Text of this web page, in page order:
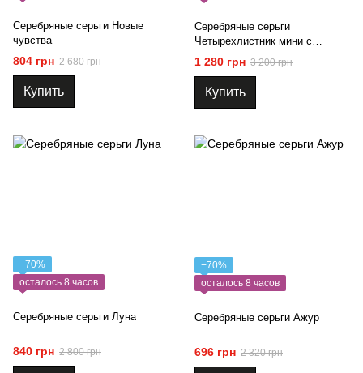
Серебряные серьги Новые
чувства
804 грн 2 680 грн
Купить
Серебряные серьги
Четырехлистник мини с
ониксом
1 280 грн 3 200 грн
Купить
−70%
осталось 8 часов
Серебряные серьги Луна
840 грн 2 800 грн
−70%
осталось 8 часов
Серебряные серьги Ажур
696 грн 2 320 грн